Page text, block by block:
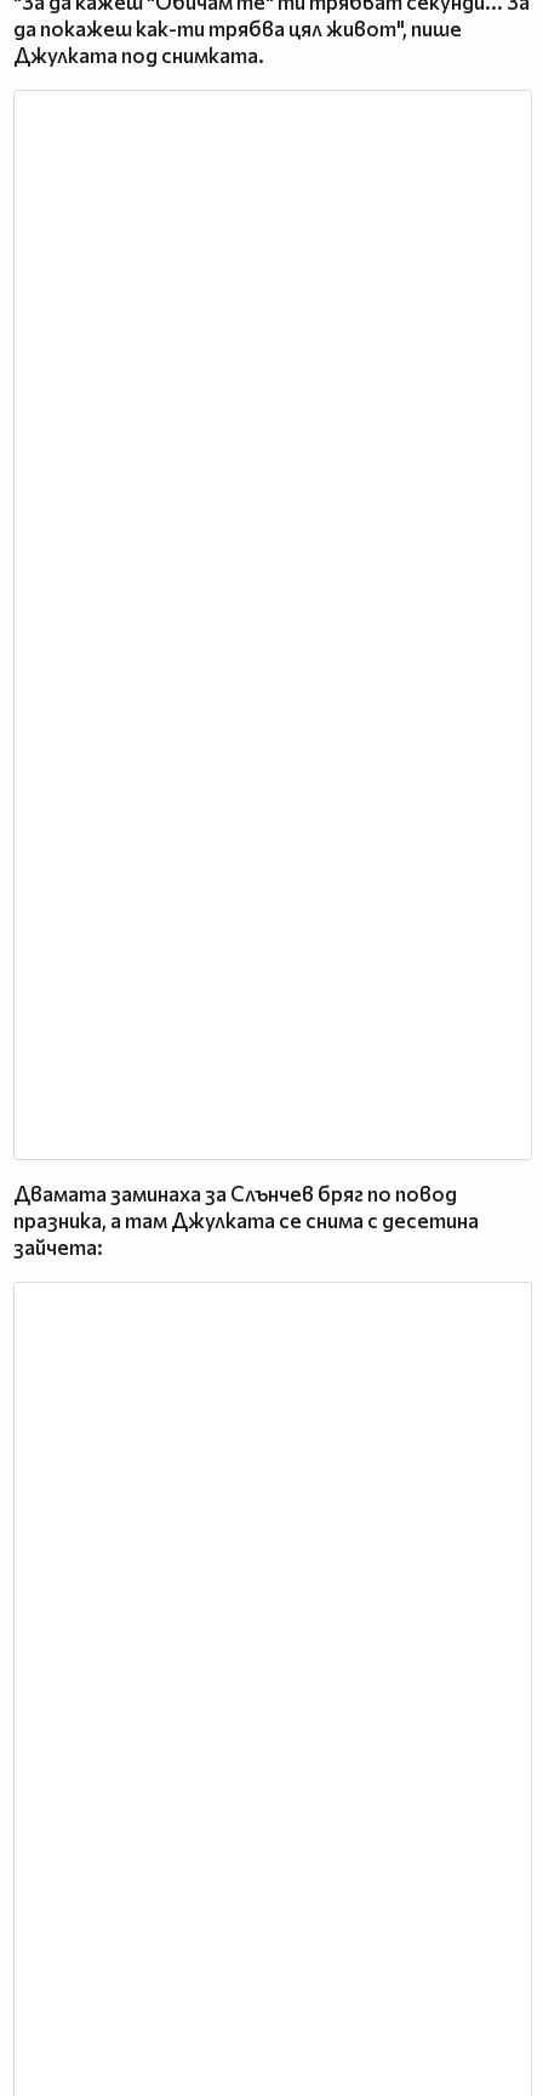
да покажеш как-ти трябва цял живот", пише
Джулката под снимката.
Двамата заминаха за Слънчев бряг по повод
празника, а там Джулката се снима с десетина
зайчета: